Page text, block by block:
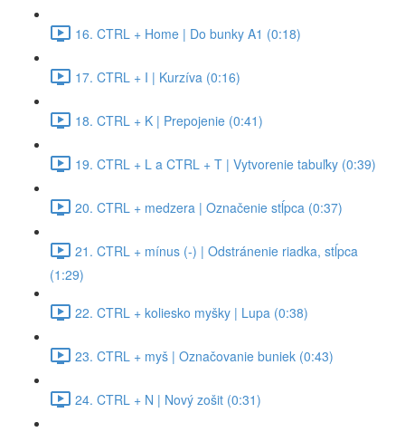
16. CTRL + Home | Do bunky A1 (0:18)
17. CTRL + I | Kurzíva (0:16)
18. CTRL + K | Prepojenie (0:41)
19. CTRL + L a CTRL + T | Vytvorenie tabuľky (0:39)
20. CTRL + medzera | Označenie stĺpca (0:37)
21. CTRL + mínus (-) | Odstránenie riadka, stĺpca
(1:29)
22. CTRL + koliesko myšky | Lupa (0:38)
23. CTRL + myš | Označovanie buniek (0:43)
24. CTRL + N | Nový zošit (0:31)